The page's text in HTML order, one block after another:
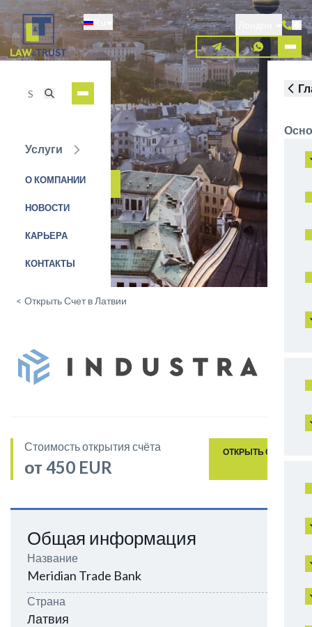
Перейти
основному
содержанию
Услуги
О КОМПАНИИ
НОВОСТИ
КАРЬЕРА
КОНТАКТЫ
Industra
ЗАЯВКА НА УСЛУГУ
< Открыть Счет в Латвии
Стоимость открытия счёта
от 450 EUR
ОТКРЫТЬ СЧЁТ
Общая информация
Название
Meridian Trade Bank
Страна
Латвия